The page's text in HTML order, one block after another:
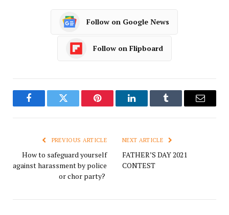
Follow on Google News
Follow on Flipboard
FacebookTwitter Pinterest LinkedInTumblr Email
PREVIOUS ARTICLE
How to safeguard yourself
against harassment by police
or chor party?
NEXT ARTICLE
FATHER’S DAY 2021
CONTEST